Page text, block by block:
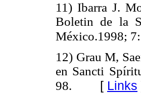
11) Ibarra J.
Boletin de la
México.1998;
12) Grau M,
en Sancti
98. [ Links